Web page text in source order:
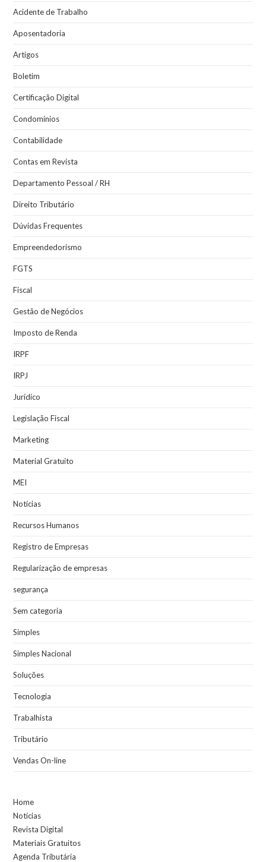
Acidente de Trabalho
Aposentadoria
Artigos
Boletim
Certificação Digital
Condomínios
Contabilidade
Contas em Revista
Departamento Pessoal / RH
Direito Tributário
Dúvidas Frequentes
Empreendedorismo
FGTS
Fiscal
Gestão de Negócios
Imposto de Renda
IRPF
IRPJ
Jurídico
Legislação Fiscal
Marketing
Material Gratuito
MEI
Notícias
Recursos Humanos
Registro de Empresas
Regularização de empresas
segurança
Sem categoria
Simples
Simples Nacional
Soluções
Tecnologia
Trabalhista
Tributário
Vendas On-line
Home
Notícias
Revista Digital
Materiais Gratuitos
Agenda Tributária